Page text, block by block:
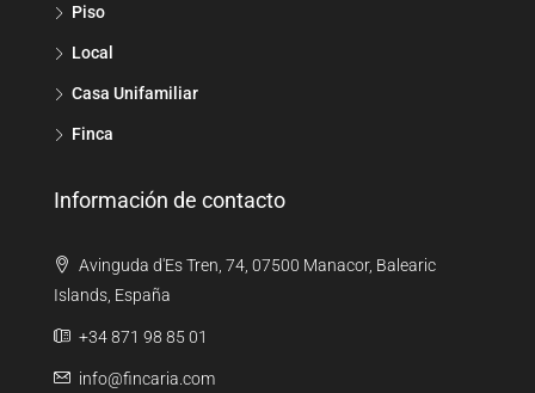
Piso
Local
Casa Unifamiliar
Finca
Información de contacto
Avinguda d'Es Tren, 74, 07500 Manacor, Balearic
Islands, España
+34 871 98 85 01
info@fincaria.com